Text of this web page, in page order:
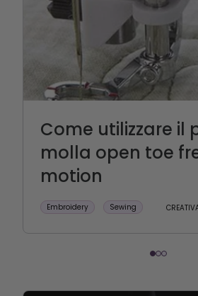
Come utilizzare il
molla open toe
motion
Embroidery Sewing